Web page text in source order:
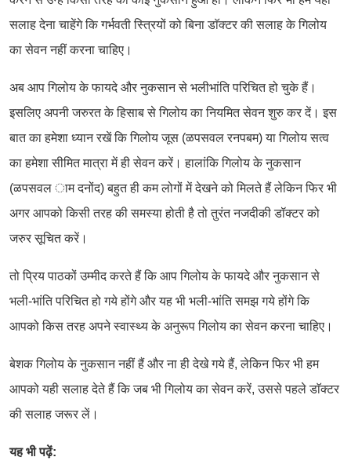
सलाह देना चाहेंगे कि गर्भवती स्त्रियों को बिना डाॅक्टर की सलाह के गिलोय
का सेवन नहीं करना चाहिए।
अब आप गिलोय के फायदे और नुकसान से भलीभांति परिचित हो चुके हैं।
इसलिए अपनी जरुरत के हिसाब से गिलोय का नियमित सेवन शुरु कर दें। इस
बात का हमेशा ध्यान रखें कि गिलोय जूस (ळपसवल रनपबम) या गिलोय सत्व
का हमेशा सीमित मात्रा में ही सेवन करें। हालांकि गिलोय के नुकसान
(ळपसवल ाम दनोंद) बहुत ही कम लोगों में देखने को मिलते हैं लेकिन फिर भी
अगर आपको किसी तरह की समस्या होती है तो तुरंत नजदीकी डॉक्टर को
जरुर सूचित करें।
तो प्रिय पाठकों उम्मीद करते हैं कि आप गिलोय के फायदे और नुकसान से
भली-भांति परिचित हो गये होंगे और यह भी भली-भांति समझ गये होंगे कि
आपको किस तरह अपने स्वास्थ्य के अनुरूप गिलोय का सेवन करना चाहिए।
बेशक गिलोय के नुकसान नहीं हैं और ना ही देखे गये हैं, लेकिन फिर भी हम
आपको यही सलाह देते हैं कि जब भी गिलोय का सेवन करें, उससे पहले डाॅक्टर
की सलाह जरूर लें।
यह भी पढ़ें: